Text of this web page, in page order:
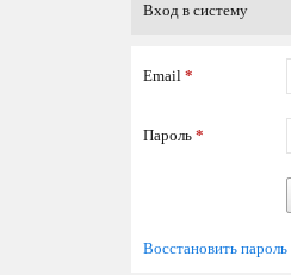
Вход в систему
Email *
Пароль *
Восстановить пароль